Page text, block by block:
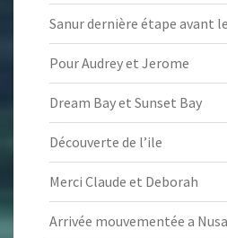
Sanur dernière étape avant
Pour Audrey et Jerome
Dream Bay et Sunset Bay
Découverte de l’ile
Merci Claude et Deborah
Arrivée mouvementée a